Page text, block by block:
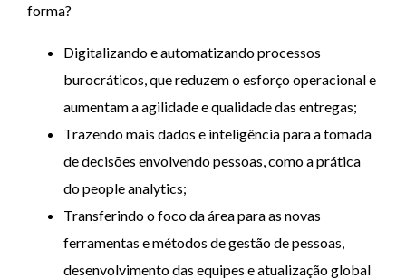
forma?
Digitalizando e automatizando processos
burocráticos, que reduzem o esforço operacional e
aumentam a agilidade e qualidade das entregas;
Trazendo mais dados e inteligência para a tomada
de decisões envolvendo pessoas, como a prática
do people analytics;
Transferindo o foco da área para as novas
ferramentas e métodos de gestão de pessoas,
desenvolvimento das equipes e atualização global